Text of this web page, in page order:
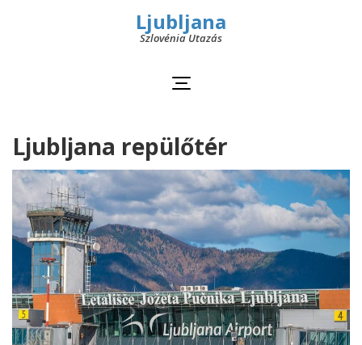
Ljubljana
Szlovénia Utazás
Ljubljana repülőtér